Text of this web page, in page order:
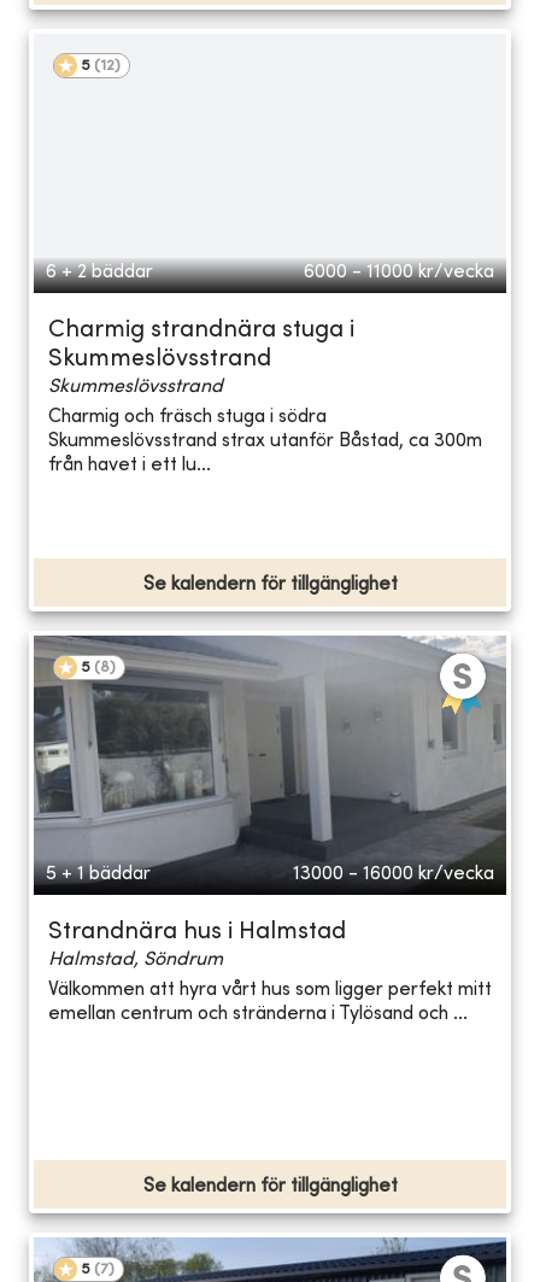
5 (12)
6 + 2 bäddar 6000 - 11000 kr/vecka
Charmig strandnära stuga i
Skummeslövsstrand
Skummeslövsstrand
Charmig och fräsch stuga i södra
Skummeslövsstrand strax utanför Båstad, ca 300m
från havet i ett lu...
Se kalendern för tillgänglighet
5 (8)
5 + 1 bäddar 13000 - 16000 kr/vecka
Strandnära hus i Halmstad
Halmstad, Söndrum
Välkommen att hyra vårt hus som ligger perfekt mitt
emellan centrum och stränderna i Tylösand och ...
Se kalendern för tillgänglighet
5 (7)